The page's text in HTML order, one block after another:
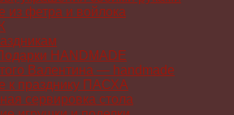
из фетра и войлока
HANDMADE
Валентина — handmade
к празднику ПАСХA
сервировка стола